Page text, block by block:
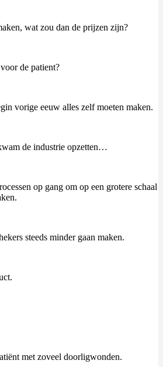
wat zou dan de prijzen zijn?
de patient?
vorige eeuw alles zelf moeten maken.
de industrie opzetten…
op gang om op een grotere schaal
steeds minder gaan maken.
met zoveel doorligwonden.